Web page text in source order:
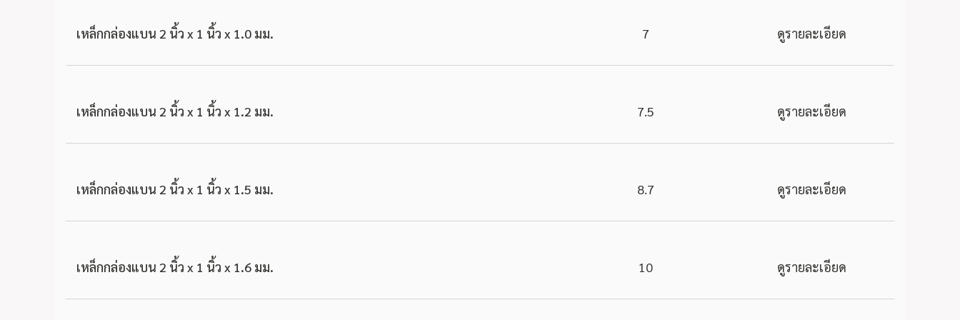
เหล็กกล่องแบน 2 นิ้ว x 1 นิ้ว x 1.0 มม. 7 ดูรายละเอียด
เหล็กกล่องแบน 2 นิ้ว x 1 นิ้ว x 1.2 มม. 7.5 ดูรายละเอียด
เหล็กกล่องแบน 2 นิ้ว x 1 นิ้ว x 1.5 มม. 8.7 ดูรายละเอียด
เหล็กกล่องแบน 2 นิ้ว x 1 นิ้ว x 1.6 มม. 10 ดูรายละเอียด